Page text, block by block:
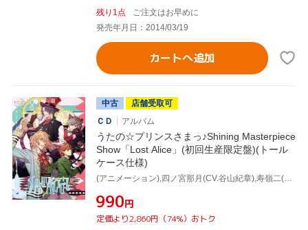
残り1点
ご注文はお早めに
発売年月日：2014/03/19
カートへ追加
中古
店舗受取可
ＣＤ
アルバム
うたの☆プリンスさまっ♪Shining Masterpiece
Show「Lost Alice」(初回生産限定盤)(トール
ケース仕様)
(アニメーション),四ノ宮那月(CV.谷山紀章),寿嶺二(CV.森久保祥太郎),聖川真斗(CV.鈴村健一),黒崎蘭丸(CV.鈴木達央)
¥990円
定価より2,860円（74%）おトク